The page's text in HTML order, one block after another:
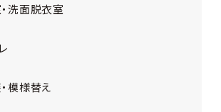
洗面脱衣室
模様替え